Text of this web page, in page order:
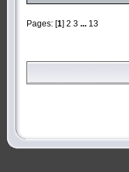
Pages: [1] 2 3 ... 13